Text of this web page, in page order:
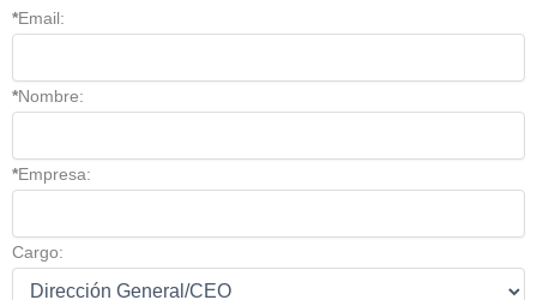
*Email:
*Nombre:
*Empresa:
Cargo: